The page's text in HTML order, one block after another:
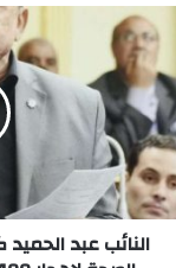
النائب
عبد
الحميد
وزير
النائب عبد